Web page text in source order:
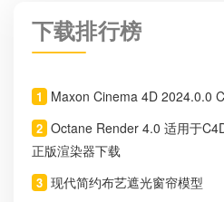
下载排行榜
1 Maxon Cinema 4D 2024.0.0
2 Octane Render 4.0 适用于
正版渲染器下载
3 现代简约布艺遮光窗帘模型